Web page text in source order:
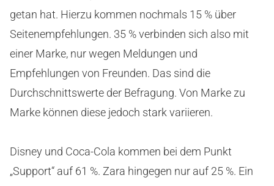
getan hat. Hierzu kommen nochmals 15 % über
Seitenempfehlungen. 35 % verbinden sich also mit
einer Marke, nur wegen Meldungen und
Empfehlungen von Freunden. Das sind die
Durchschnittswerte der Befragung. Von Marke zu
Marke können diese jedoch stark variieren.
Disney und Coca-Cola kommen bei dem Punkt
„Support“ auf 61 %. Zara hingegen nur auf 25 %. Ein